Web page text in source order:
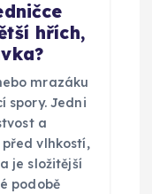
hřích,
mrazáku
spory. Jedni
a
vlhkostí,
je složitější
podobě